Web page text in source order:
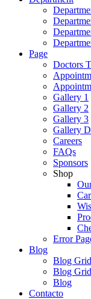
Page
Doctors
Gallery 1
Gallery 2
Gallery 3
Gallery
Careers
FAQs
Sponsors
Shop
Error
Blog
Blog Grid
Blog
Blog
Contacto